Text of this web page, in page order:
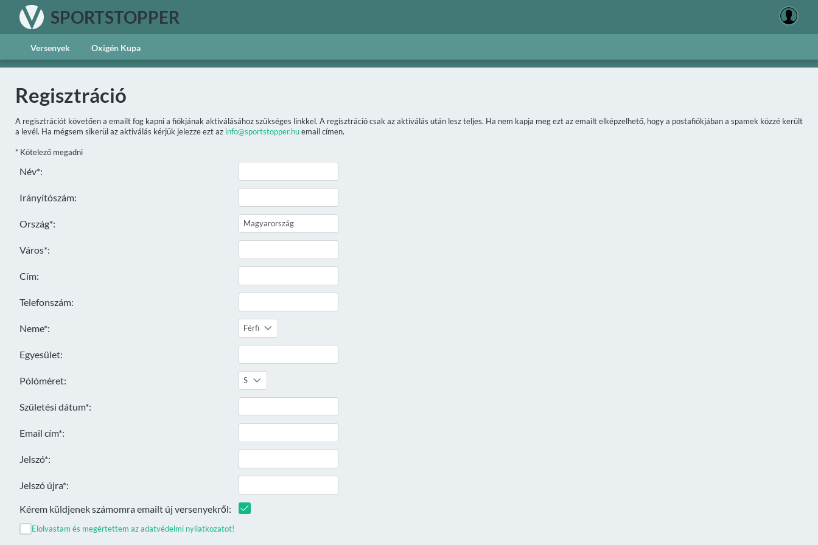
SPORTSTOPPER
Versenyek Oxigén Kupa
Regisztráció
A regisztrációt követően a emailt fog kapni a fiókjának aktiválásához szükséges linkkel. A regisztráció csak az aktiválás után lesz teljes. Ha nem kapja meg ezt az emailt elképzelhető, hogy a postafiókjában a spamek közzé került
a levél. Ha mégsem sikerül az aktiválás kérjük jelezze ezt az info@sportstopper.huemail címen.
* Kötelező megadni
Elolvastam és megértettem az adatvédelmi nyilatkozatot!
Név*:
Irányítószám:
Ország*:
Város*:
Cím:
Telefonszám:
Neme*: Férfi
Egyesület:
Pólóméret: S
Születési dátum*:
Email cím*:
Jelszó*:
Jelszó újra*:
Kérem küldjenek számomra emailt új versenyekről: